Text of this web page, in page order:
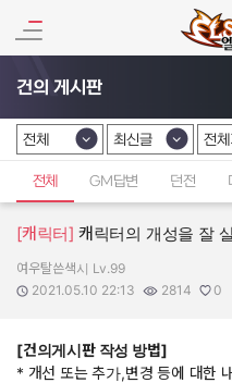
건의 게시판
카테고리 선택
전체
카테고리 선택
최신글
카테
전
전체 GM답변 던전
[캐릭터] 캐릭터의 개성을 잘
작성자:
여우탈쓴색시 Lv.99
작성일:
2021.05.10 22:13
조회수:
2814
추천수:
0
[건의게시판 작성 방법]
* 개선 또는 추가,변경 등에 대한